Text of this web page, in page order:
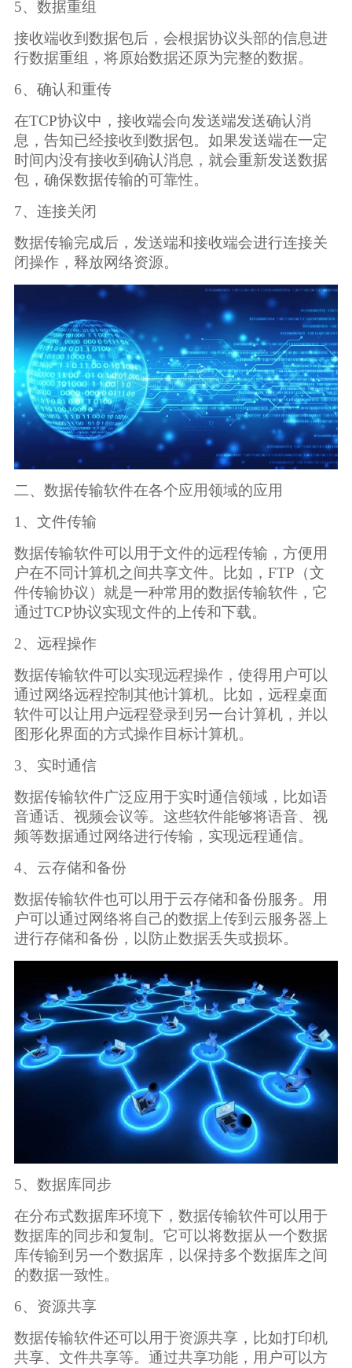
5、数据重组
接收端收到数据包后，会根据协议头部的信息进
行数据重组，将原始数据还原为完整的数据。
6、确认和重传
在TCP协议中，接收端会向发送端发送确认消
息，告知已经接收到数据包。如果发送端在一定
时间内没有接收到确认消息，就会重新发送数据
包，确保数据传输的可靠性。
7、连接关闭
数据传输完成后，发送端和接收端会进行连接关
闭操作，释放网络资源。
二、数据传输软件在各个应用领域的应用
1、文件传输
数据传输软件可以用于文件的远程传输，方便用
户在不同计算机之间共享文件。比如，FTP（文
件传输协议）就是一种常用的数据传输软件，它
通过TCP协议实现文件的上传和下载。
2、远程操作
数据传输软件可以实现远程操作，使得用户可以
通过网络远程控制其他计算机。比如，远程桌面
软件可以让用户远程登录到另一台计算机，并以
图形化界面的方式操作目标计算机。
3、实时通信
数据传输软件广泛应用于实时通信领域，比如语
音通话、视频会议等。这些软件能够将语音、视
频等数据通过网络进行传输，实现远程通信。
4、云存储和备份
数据传输软件也可以用于云存储和备份服务。用
户可以通过网络将自己的数据上传到云服务器上
进行存储和备份，以防止数据丢失或损坏。
5、数据库同步
在分布式数据库环境下，数据传输软件可以用于
数据库的同步和复制。它可以将数据从一个数据
库传输到另一个数据库，以保持多个数据库之间
的数据一致性。
6、资源共享
数据传输软件还可以用于资源共享，比如打印机
共享、文件共享等。通过共享功能，用户可以方